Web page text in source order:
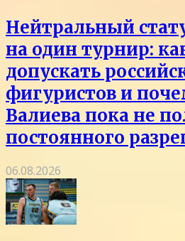
Нейтральный
на один турнир:
допускать
фигуристов и
Валиева пока не
постоянного
06.08.2026